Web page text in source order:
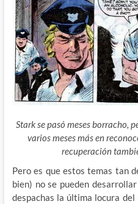
Stark se pasó meses borracho,
varios meses más en
recuperación
Pero es que estos temas tan
bien) no se pueden
despachas la última locura